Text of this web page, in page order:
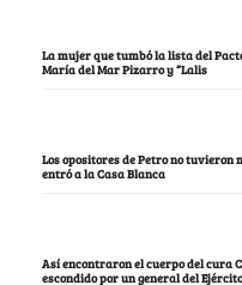
La mujer que tumbó la lista del
María del Mar Pizarro y “Lalis
Los opositores de Petro no
entró a la Casa Blanca
Así encontraron el cuerpo del cura
escondido por un general del Ejército